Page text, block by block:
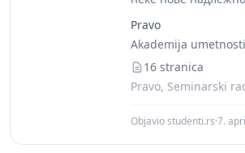
Pravo
Akademija umetnosti
16 stranica
Pravo, Seminarski
Objavio studenti.rs·7.